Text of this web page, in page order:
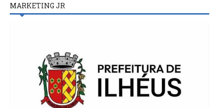
MARKETING JR